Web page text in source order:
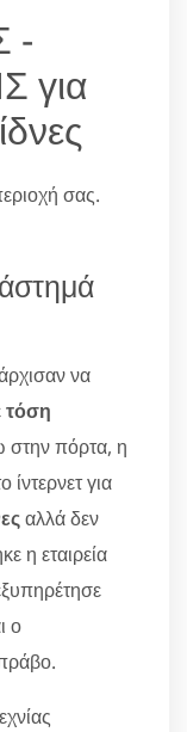
-
για
σας.
να
τόση
στην πόρτα, η
για
αλλά δεν
η εταιρεία
ο